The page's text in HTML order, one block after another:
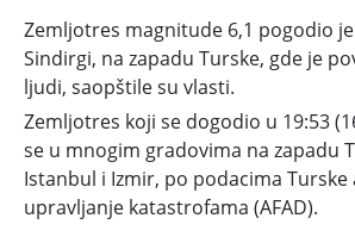
Zemljotres magnitude 6,1 pogodio
Sindirgi, na zapadu Turske, gde je
ljudi, saopštile su vlasti.
Zemljotres koji se dogodio u 19:53
se u mnogim gradovima na zapadu
Istanbul i Izmir, po podacima Turske
upravljanje katastrofama (AFAD).